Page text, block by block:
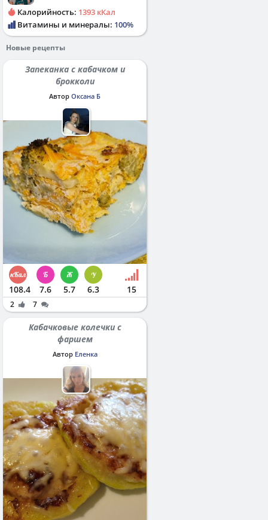
Калорийность: 1393 кКал
Витамины и минералы: 100%
Новые рецепты
Запеканка с кабачком и
брокколи
Автор Оксана Б
108.4 7.6 5.7 6.3 15
2 7
Кабачковые колечки с
фаршем
Автор Еленка